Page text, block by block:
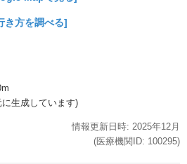
き方を調べる]
生成しています)
情報更新日時: 2025年12月
(医療機関ID: 100295)